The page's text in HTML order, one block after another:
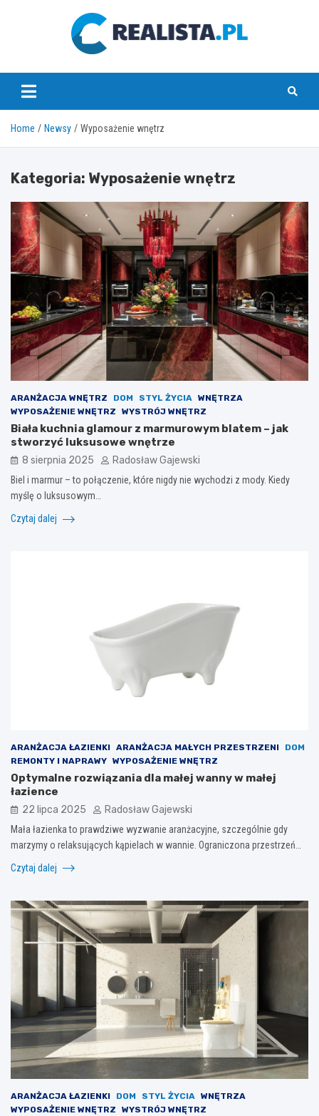
realista.pl
Home Newsy Wyposażenie wnętrz
Kategoria: Wyposażenie wnętrz
ARANŻACJA WNĘTRZ DOM STYL ŻYCIA
WNĘTRZA
WYPOSAŻENIE WNĘTRZ
WYSTRÓJ WNĘTRZ
Biała kuchnia glamour z marmurowym blatem – jak
stworzyć luksusowe wnętrze
8 sierpnia 2025 Radosław Gajewski
Biel i marmur – to połączenie, które nigdy nie wychodzi z mody. Kiedy
myślę o luksusowym…
Czytaj dalej
ARANŻACJA ŁAZIENKI ARANŻACJA MAŁYCH PRZESTRZENI
DOM
REMONTY I NAPRAWY WYPOSAŻENIE WNĘTRZ
Optymalne rozwiązania dla małej wanny w małej
łazience
22 lipca 2025 Radosław Gajewski
Mała łazienka to prawdziwe wyzwanie aranżacyjne, szczególnie gdy
marzymy o relaksujących kąpielach w wannie. Ograniczona przestrzeń…
Czytaj dalej
ARANŻACJA ŁAZIENKI DOM STYL ŻYCIA WNĘTRZA
WYPOSAŻENIE WNĘTRZ
WYSTRÓJ WNĘTRZ